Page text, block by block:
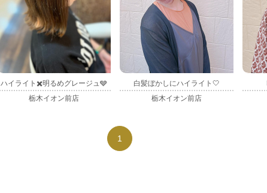
ハイライト✖️明るめグレージュ🩶
栃木イオン前店
白髪ぼかしにハイライト🤍
栃木イオン前店
1